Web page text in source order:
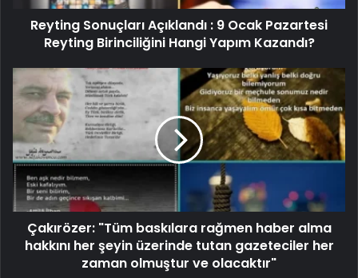
Reyting Sonuçları Açıklandı : 9 Ocak Pazartesi
Reyting Birinciliğini Hangi Yapım Kazandı?
Çakırözer: "Tüm baskılara rağmen haber alma
hakkını her şeyin üzerinde tutan gazeteciler her
zaman olmuştur ve olacaktır"